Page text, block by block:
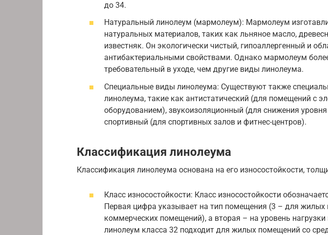
до 34.
Натуральный линолеум (мармолеум): Мармолеум
натуральных материалов, таких как льняное масло,
известняк. Он экологически чистый, гипоаллергенный и
антибактериальными свойствами. Однако мармолеум
требовательный в уходе, чем другие виды линолеума.
Специальные виды линолеума: Существуют также
линолеума, такие как антистатический (для помещений с
оборудованием), звукоизоляционный (для снижения
спортивный (для спортивных залов и фитнес-центров).
Классификация линолеума
Классификация линолеума основана на его износостойкости,
Класс износостойкости: Класс износостойкости
Первая цифра указывает на тип помещения (3 – для
коммерческих помещений), а вторая – на уровень
линолеум класса 32 подходит для жилых помещений со